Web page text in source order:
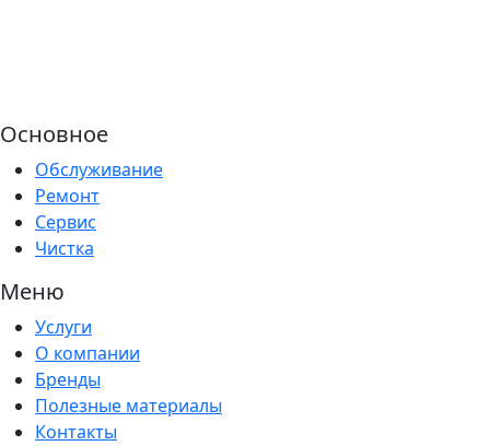
Основное
Обслуживание
Ремонт
Сервис
Чистка
Меню
Услуги
О компании
Бренды
Полезные материалы
Контакты